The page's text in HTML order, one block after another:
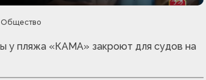
Общество
у пляжа «КАМА» закроют для судов на